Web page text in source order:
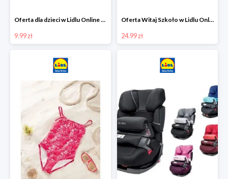
Oferta dla dzieci w Lidlu Online od 9,99 zł
9.99 zł
Oferta Witaj Szkoło w Lidlu Online od 24,99 zł
24.99 zł